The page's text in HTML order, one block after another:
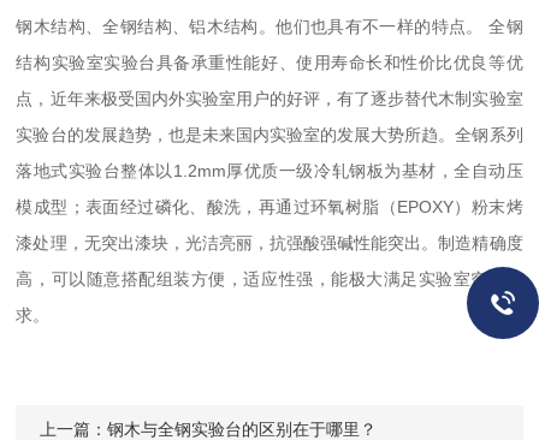
钢木结构、全钢结构、铝木结构。他们也具有不一样的特点。 全钢
结构实验室实验台具备承重性能好、使用寿命长和性价比优良等优
点，近年来极受国内外实验室用户的好评，有了逐步替代木制实验室
实验台的发展趋势，也是未来国内实验室的发展大势所趋。全钢系列
落地式实验台整体以1.2mm厚优质一级冷轧钢板为基材，全自动压
模成型；表面经过磷化、酸洗，再通过环氧树脂（EPOXY）粉末烤
漆处理，无突出漆块，光洁亮丽，抗强酸强碱性能突出。制造精确度
高，可以随意搭配组装方便，适应性强，能极大满足实验室空间需
求。
上一篇：钢木与全钢实验台的区别在于哪里？